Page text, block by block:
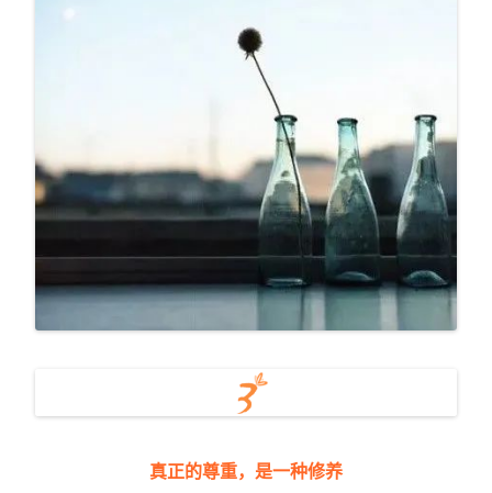
真正的尊重，是一种修养